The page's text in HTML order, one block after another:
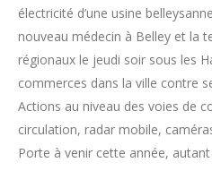
électricité d’une usine
nouveau médecin à Belley et la
régionaux le jeudi soir sous les
commerces dans la ville contre
Actions au niveau des voies de
circulation, radar mobile,
Porte à venir cette année,